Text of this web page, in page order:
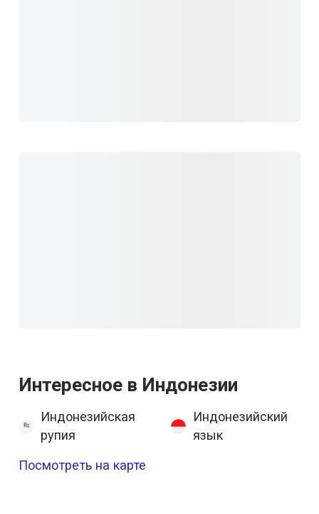
Интересное в Индонезии
Индонезийская
рупия
Индонезийский
язык
Посмотреть на карте